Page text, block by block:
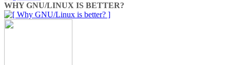
WHY GNU/LINUX IS BETTER?